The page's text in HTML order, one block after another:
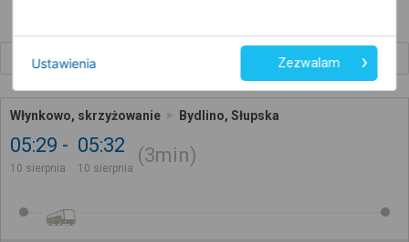
Włynkowo, skrzyżowanie Bydlino, Słupska
05:29
10 sierpnia
05:32
10 sierpnia
3min
Ustawienia Zezwalam